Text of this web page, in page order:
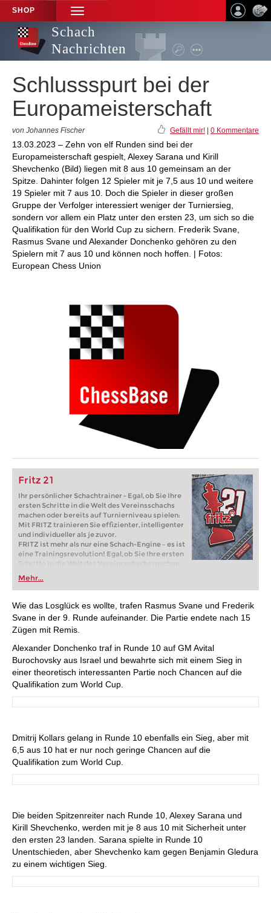
SHOP
TOGGLE
NAVIGATION
Schach
Nachrichten
Schlussspurt bei der
Europameisterschaft
von Johannes Fischer Gefällt mir! 0 Kommentare
13.03.2023 – Zehn von elf Runden sind bei der
Europameisterschaft gespielt, Alexey Sarana und Kirill
Shevchenko (Bild) liegen mit 8 aus 10 gemeinsam an der
Spitze. Dahinter folgen 12 Spieler mit je 7,5 aus 10 und weitere
19 Spieler mit 7 aus 10. Doch die Spieler in dieser großen
Gruppe der Verfolger interessiert weniger der Turniersieg,
sondern vor allem ein Platz unter den ersten 23, um sich so die
Qualifikation für den World Cup zu sichern. Frederik Svane,
Rasmus Svane und Alexander Donchenko gehören zu den
Spielern mit 7 aus 10 und können noch hoffen. | Fotos:
European Chess Union
Fritz 21
Ihr persönlicher Schachtrainer - Egal, ob Sie Ihre
ersten Schritte in die Welt des Vereinsschachs
machen oder bereits auf Turnierniveau spielen:
Mit FRITZ trainieren Sie effizienter, intelligenter
und individueller als je zuvor.
FRITZ ist mehr als nur eine Schach-Engine – es ist
eine Trainingsrevolution! Egal, ob Sie Ihre ersten
Schritte in die Welt des Vereinsschachs machen
oder bereits auf Turnierniveau spielen: Mit
FRITZ trainieren Sie effizienter, intelligenter und
individueller als je zuvor.
Mehr...
Wie das Losglück es wollte, trafen Rasmus Svane und Frederik
Svane in der 9. Runde aufeinander. Die Partie endete nach 15
Zügen mit Remis.
Alexander Donchenko traf in Runde 10 auf GM Avital
Burochovsky aus Israel und bewahrte sich mit einem Sieg in
einer theoretisch interessanten Partie noch Chancen auf die
Qualifikation zum World Cup.
Dmitrij Kollars gelang in Runde 10 ebenfalls ein Sieg, aber mit
6,5 aus 10 hat er nur noch geringe Chancen auf die
Qualifikation zum World Cup.
Die beiden Spitzenreiter nach Runde 10, Alexey Sarana und
Kirill Shevchenko, werden mit je 8 aus 10 mit Sicherheit unter
den ersten 23 landen. Sarana spielte in Runde 10
Unentschieden, aber Shevchenko kam gegen Benjamin Gledura
zu einem wichtigen Sieg.